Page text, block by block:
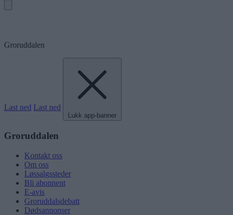
Groruddalen
Last ned Last ned
Lukk app-banner
Groruddalen
Kontakt oss
Om oss
Løssalgssteder
Bli abonnent
E-avis
Groruddalsdebatt
Dødsannonser